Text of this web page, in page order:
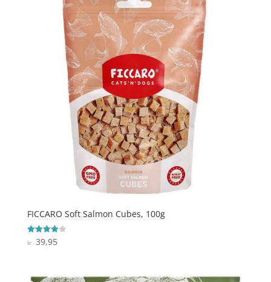
FICCARO Soft Salmon Cubes, 100g
Vurderet
4
kr.39,95